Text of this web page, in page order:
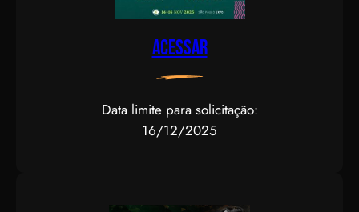
Acessar
Data limite para solicitação:
16/12/2025